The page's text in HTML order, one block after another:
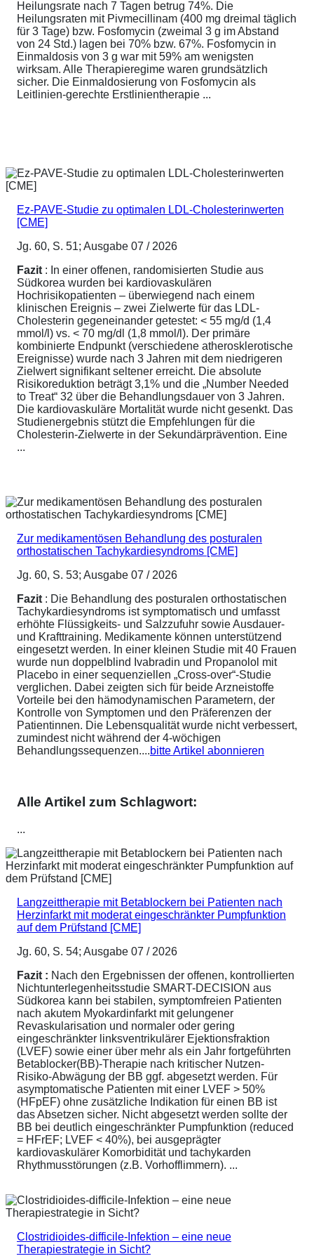
Heilungsrate nach 7 Tagen betrug 74%. Die
Heilungsraten mit Pivmecillinam (400 mg dreimal täglich
für 3 Tage) bzw. Fosfomycin (zweimal 3 g im Abstand
von 24 Std.) lagen bei 70% bzw. 67%. Fosfomycin in
Einmaldosis von 3 g war mit 59% am wenigsten
wirksam. Alle Therapieregime waren grundsätzlich
sicher. Die Einmaldosierung von Fosfomycin als
Leitlinien-gerechte Erstlinientherapie ...
Ez-PAVE-Studie zu optimalen LDL-Cholesterinwerten
[CME]
Jg. 60, S. 51; Ausgabe 07 / 2026
Fazit : In einer offenen, randomisierten Studie aus
Südkorea wurden bei kardiovaskulären
Hochrisikopatienten – überwiegend nach einem
klinischen Ereignis – zwei Zielwerte für das LDL-
Cholesterin gegeneinander getestet: < 55 mg/d (1,4
mmol/l) vs. < 70 mg/dl (1,8 mmol/l). Der primäre
kombinierte Endpunkt (verschiedene atherosklerotische
Ereignisse) wurde nach 3 Jahren mit dem niedrigeren
Zielwert signifikant seltener erreicht. Die absolute
Risikoreduktion beträgt 3,1% und die „Number Needed
to Treat“ 32 über die Behandlungsdauer von 3 Jahren.
Die kardiovaskuläre Mortalität wurde nicht gesenkt. Das
Studienergebnis stützt die Empfehlungen für die
Cholesterin-Zielwerte in der Sekundärprävention. Eine
...
Zur medikamentösen Behandlung des posturalen
orthostatischen Tachykardiesyndroms [CME]
Jg. 60, S. 53; Ausgabe 07 / 2026
Fazit : Die Behandlung des posturalen orthostatischen
Tachykardiesyndroms ist symptomatisch und umfasst
erhöhte Flüssigkeits- und Salzzufuhr sowie Ausdauer-
und Krafttraining. Medikamente können unterstützend
eingesetzt werden. In einer kleinen Studie mit 40 Frauen
wurde nun doppelblind Ivabradin und Propanolol mit
Placebo in einer sequenziellen „Cross-over“-Studie
verglichen. Dabei zeigten sich für beide Arzneistoffe
Vorteile bei den hämodynamischen Parametern, der
Kontrolle von Symptomen und den Präferenzen der
Patientinnen. Die Lebensqualität wurde nicht verbessert,
zumindest nicht während der 4-wöchigen
Behandlungssequenzen....bitte Artikel abonnieren
Alle Artikel zum Schlagwort:
...
Langzeittherapie mit Betablockern bei Patienten nach
Herzinfarkt mit moderat eingeschränkter Pumpfunktion
auf dem Prüfstand [CME]
Jg. 60, S. 54; Ausgabe 07 / 2026
Fazit : Nach den Ergebnissen der offenen, kontrollierten
Nichtunterlegenheitsstudie SMART-DECISION aus
Südkorea kann bei stabilen, symptomfreien Patienten
nach akutem Myokardinfarkt mit gelungener
Revaskularisation und normaler oder gering
eingeschränkter linksventrikulärer Ejektionsfraktion
(LVEF) sowie einer über mehr als ein Jahr fortgeführten
Betablocker(BB)-Therapie nach kritischer Nutzen-
Risiko-Abwägung der BB ggf. abgesetzt werden. Für
asymptomatische Patienten mit einer LVEF > 50%
(HFpEF) ohne zusätzliche Indikation für einen BB ist
das Absetzen sicher. Nicht abgesetzt werden sollte der
BB bei deutlich eingeschränkter Pumpfunktion (reduced
= HFrEF; LVEF < 40%), bei ausgeprägter
kardiovaskulärer Komorbidität und tachykarden
Rhythmusstörungen (z.B. Vorhofflimmern). ...
Clostridioides-difficile-Infektion – eine neue
Therapiestrategie in Sicht?